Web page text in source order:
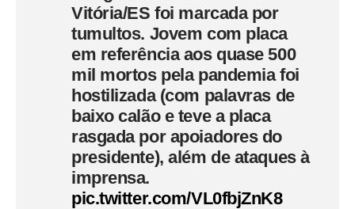
Vitória/ES foi marcada por
tumultos. Jovem com placa
em referência aos quase 500
mil mortos pela pandemia foi
hostilizada (com palavras de
baixo calão e teve a placa
rasgada por apoiadores do
presidente), além de ataques à
imprensa.
pic.twitter.com/VL0fbjZnK8